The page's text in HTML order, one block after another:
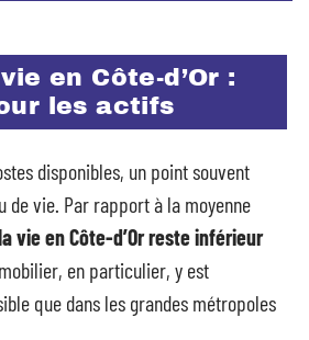
en Côte-d’Or :
les actifs
disponibles, un point souvent
de vie. Par rapport à la moyenne
vie en Côte-d’Or reste inférieur
en particulier, y est
que dans les grandes métropoles